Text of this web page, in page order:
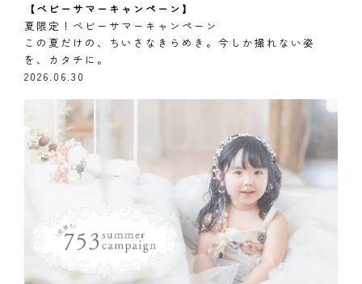
【ベビーサマーキャンペーン】
夏限定！ベビーサマーキャンペーン
この夏だけの、ちいさなきらめき。今しか撮れない姿
を、カタチに。
2026.06.30